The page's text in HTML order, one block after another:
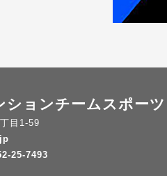
ションチームスポー
目1-59
25-7493